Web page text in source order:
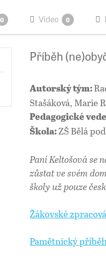
0 Video 0
Příběh
Autorský tým:
Stašáková, Marie
Pedagogické
Škola: ZŠ Bělá
Paní Keltošová se
zůstat ve svém
školy už pouze
Žákovské
Pamětnický